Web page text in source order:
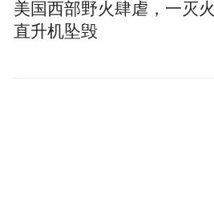
美国西部野火肆虐，一灭火
直升机坠毁